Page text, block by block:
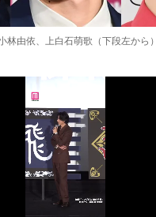
林由依、上白石萌歌（下段左から